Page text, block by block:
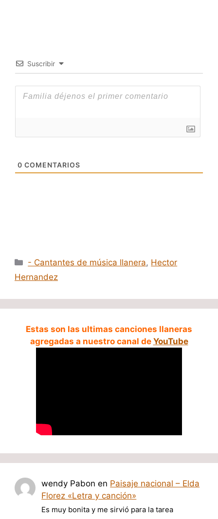
Suscribir
0 COMENTARIOS
Categorías
- Cantantes de música llanera, Hector
Hernandez
Estas son las ultimas canciones llaneras
agregadas a nuestro canal de YouTube
wendy Pabon en Paisaje nacional – Elda
Florez «Letra y canción»
Es muy bonita y me sirvió para la tarea